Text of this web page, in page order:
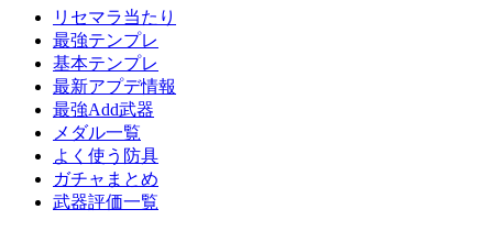
リセマラ当たり
最強テンプレ
基本テンプレ
最新アプデ情報
最強Add武器
メダル一覧
よく使う防具
ガチャまとめ
武器評価一覧